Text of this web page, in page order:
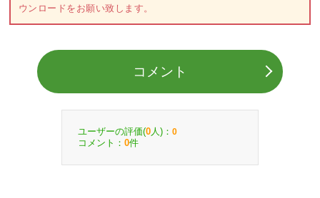
ウンロードをお願い致します。
コメント
ユーザーの評価(0 人)： 0
コメント： 0件